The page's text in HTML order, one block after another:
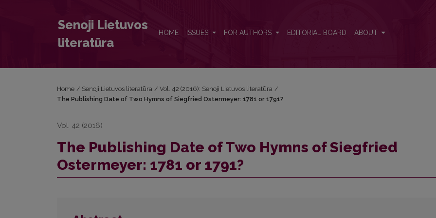
Senoji Lietuvos
literatūra
HOME ISSUES FOR AUTHORS EDITORIAL BOARD ABOUT
Home / Senoji Lietuvos literatūra / Vol. 42 (2016): Senoji Lietuvos literatūra /
The Publishing Date of Two Hymns of Siegfried Ostermeyer: 1781 or 1791?
Vol. 42 (2016)
The Publishing Date of Two Hymns of Siegfried
Ostermeyer: 1781 or 1791?